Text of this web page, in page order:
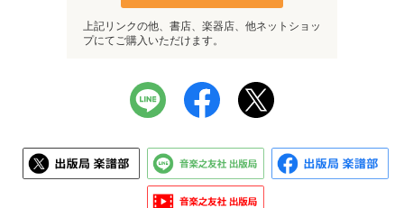
上記リンクの他、書店、楽器店、他ネットショッ
プにてご購入いただけます。